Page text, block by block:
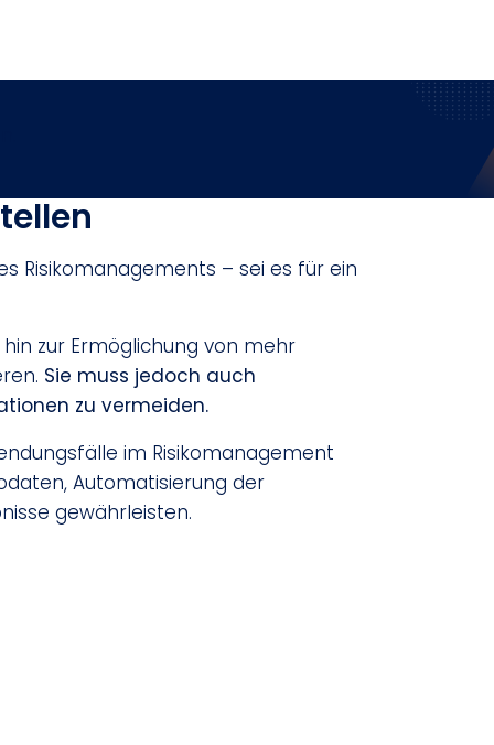
Risikomanagements – sei es für ein
zur Ermöglichung von mehr
Sie muss jedoch auch
zu vermeiden.
im Risikomanagement
Automatisierung der
gewährleisten.